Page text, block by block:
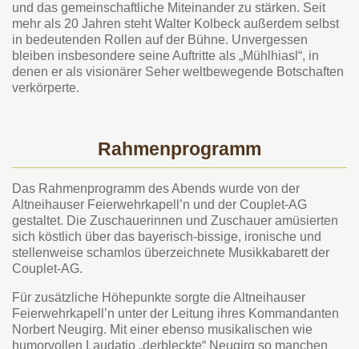
und das gemeinschaftliche Miteinander zu stärken. Seit
mehr als 20 Jahren steht Walter Kolbeck außerdem selbst
in bedeutenden Rollen auf der Bühne. Unvergessen
bleiben insbesondere seine Auftritte als „Mühlhiasl“, in
denen er als visionärer Seher weltbewegende Botschaften
verkörperte.
Rahmenprogramm
Das Rahmenprogramm des Abends wurde von der
Altneihauser Feierwehrkapell’n und der Couplet-AG
gestaltet. Die Zuschauerinnen und Zuschauer amüsierten
sich köstlich über das bayerisch-bissige, ironische und
stellenweise schamlos überzeichnete Musikkabarett der
Couplet-AG.
Für zusätzliche Höhepunkte sorgte die Altneihauser
Feierwehrkapell’n unter der Leitung ihres Kommandanten
Norbert Neugirg. Mit einer ebenso musikalischen wie
humorvollen Laudatio „derbleckte“ Neugirg so manchen